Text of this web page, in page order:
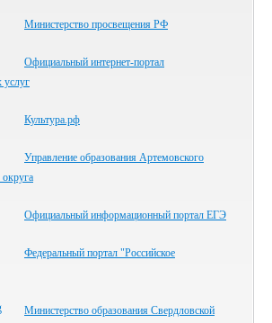
Министерство просвещения РФ
Официальный интернет-портал
услуг
Культура.рф
Управление образования Артемовского
Официальный информационный портал ЕГЭ
Федеральный портал "Российское
Министерство образования Свердловской